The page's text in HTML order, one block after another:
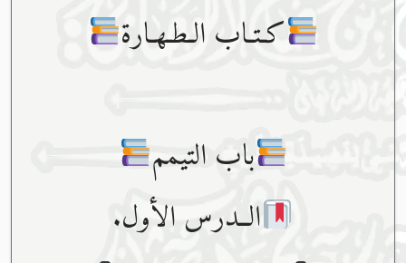
كـتـاب الـطـهـارة
باب التيمم
الــدرس الأول.